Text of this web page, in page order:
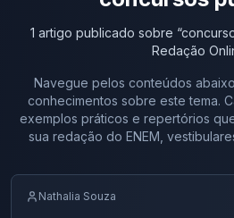
1 artigo publicado sobre “
Redação
Navegue pelos conteúdos
conhecimentos sobre este tema.
exemplos práticos e repertórios
sua redação do ENEM,
Nathalia Souza